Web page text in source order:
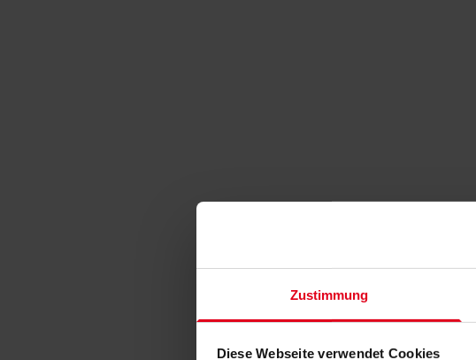
Zustimmung
Diese Webseite verwendet Cookies